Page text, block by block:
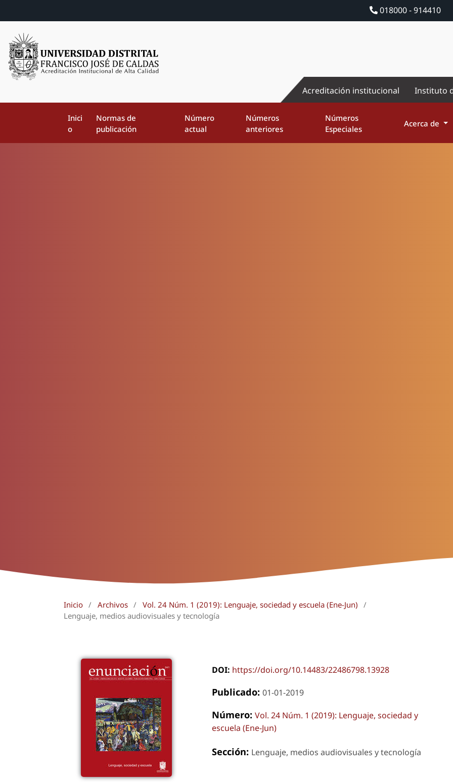
018000 - 914410
Acreditación institucional Instituto
Inici
o
Normas de
publicación
Número
actual
Números
anteriores
Números
Especiales
Acerca de
Inicio / Archivos / Vol. 24 Núm. 1 (2019): Lenguaje, sociedad y escuela (Ene-Jun)
/
Lenguaje, medios audiovisuales y tecnología
DOI: https://doi.org/10.14483/22486798.13928
Publicado: 01-01-2019
Número: Vol. 24 Núm. 1 (2019): Lenguaje, sociedad y
escuela (Ene-Jun)
Sección: Lenguaje, medios audiovisuales y tecnología